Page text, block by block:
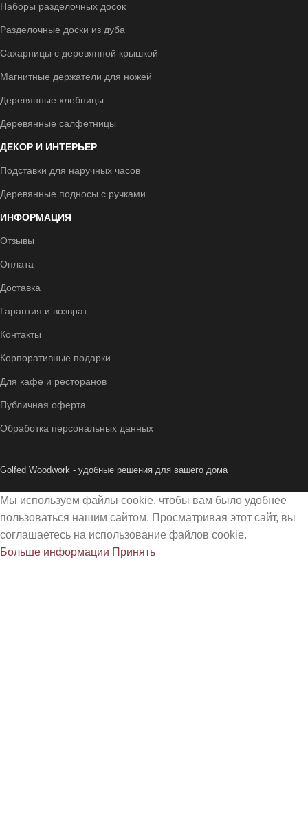
Наборы разделочных досок
Разделочные доски из дуба
Сахарницы с деревянной крышкой
Магнитные держатели для ножей
Деревянные хлебницы
Деревянные салфетницы
ДЕКОР И ИНТЕРЬЕР
Подставки для наручных часов
Деревянные подносы с ручками
ИНФОРМАЦИЯ
Отзывы
Оплата
Доставка
Гарантия и возврат
Контакты
Корпоративные подарки
Для кафе и ресторанов
Публичная оферта
Обработка персональных данных
Golfed Woodwork - удобные решения для вашего дома
Мы используем файлы cookie, чтобы вам было удобнее
пользоваться нашим сайтом. Просматривая этот сайт, вы
соглашаетесь на использование файлов cookie.
Больше информации Принять